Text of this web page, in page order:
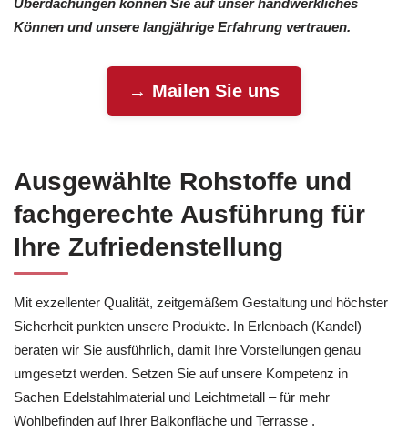
Überdachungen können Sie auf unser handwerkliches
Können und unsere langjährige Erfahrung vertrauen.
→ Mailen Sie uns
Ausgewählte Rohstoffe und
fachgerechte Ausführung für
Ihre Zufriedenstellung
Mit exzellenter Qualität, zeitgemäßem Gestaltung und höchster
Sicherheit punkten unsere Produkte. In Erlenbach (Kandel)
beraten wir Sie ausführlich, damit Ihre Vorstellungen genau
umgesetzt werden. Setzen Sie auf unsere Kompetenz in
Sachen Edelstahlmaterial und Leichtmetall – für mehr
Wohlbefinden auf Ihrer Balkonfläche und Terrasse .